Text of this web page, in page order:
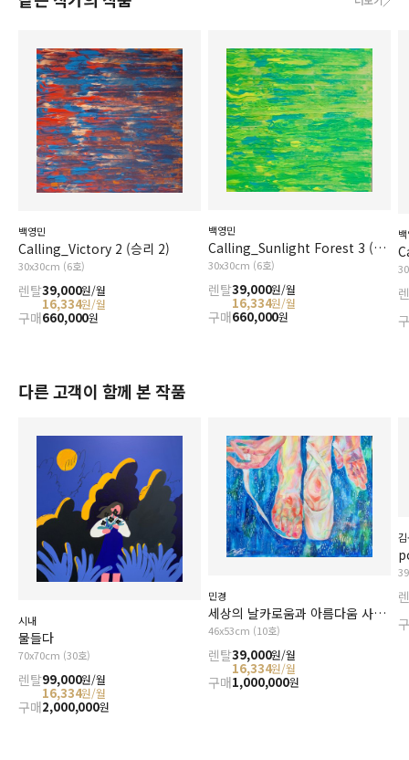
백영민
Calling_Victory 2 (승리 2)
30x30cm (6호)
렌탈39,000원/월
16,334원/월
구매660,000원
백영민
Calling_Sunlight Forest 3 (햇빛 숲 3)
30x30cm (6호)
렌탈39,000원/월
16,334원/월
구매660,000원
다른 고객이 함께 본 작품
시내
물들다
70x70cm (30호)
렌탈99,000원/월
16,334원/월
구매2,000,000원
민경
세상의 날카로움과 아름다움 사이에서
46x53cm (10호)
렌탈39,000원/월
16,334원/월
구매1,000,000원